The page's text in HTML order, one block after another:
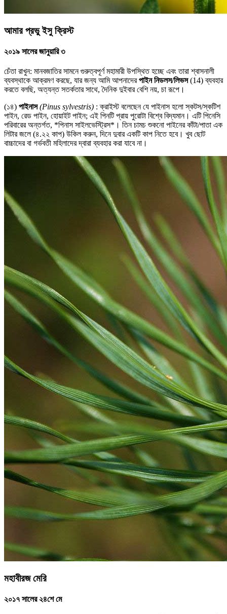
আমার প্রভু ইসু ক্রিস্ট
২০১৯ সালের জানুয়ারি ৩
চেঁতা রাখুন: মানবজাতির সামনে গুরুত্বপূর্ণ মহামারী উপস্থিত হচ্ছে এবং তারা শ্বাসনালী
ব্যবস্থাকে আক্রমণ করছে, যার জন্য আমি আপনাদেরপাইন নিডলস/লিভস(14) ব্যবহার
করতে বলছি, অত্যন্ত সতর্কতার সাথে, দৈনিক দুইবার বেশি নয়, চা রূপে।
(১৪) পাইনাস (Pinus sylvestris) : ক্রাইস্ট বলেছেন যে পাইনাস হলো স্কটস/স্কটিশ
পাইন, রেড পাইন, হোয়াইট পাইন; এই পিনটি প্রায় পুরোটা বিশ্বে বিদ্যমান। এটি পিনেসি
পরিবারের অন্তর্গত, *পিনাস সাইলভেস্ট্রিস*। তিন চামচ শুকনো পাইনের কাঁটা/পাতা এক
লিটার জলে (৪.২২ কাপ) উকিল করুন, দিনে দুবার একটি কাপ নিতে হবে। খুব ছোট
বাচ্চাদের বা গর্ভবতী মহিলাদের দ্বারা ব্যবহার করা যাবে না।
মহাবীরজ মেরি
২০১৭ সালের ২৪শে মে